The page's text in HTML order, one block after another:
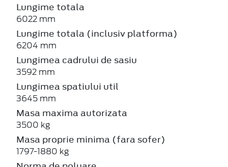
Lungime totala
6022 mm
Lungime totala (inclusiv platforma)
6204 mm
Lungimea cadrului de sasiu
3592 mm
Lungimea spatiului util
3645 mm
Masa maxima autorizata
3500 kg
Masa proprie minima (fara sofer)
1797-1880 kg